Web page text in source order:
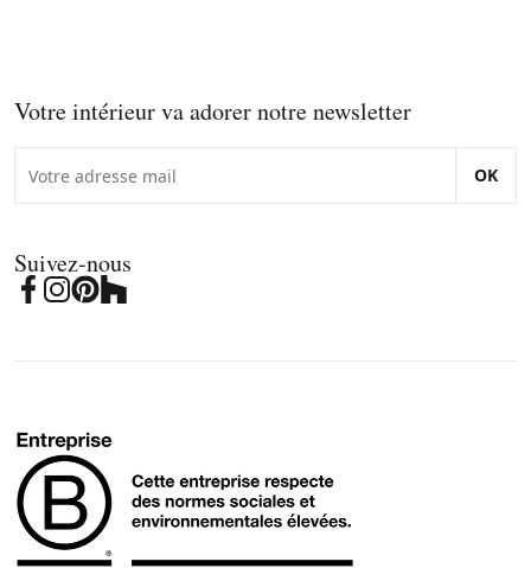
Votre intérieur va adorer notre newsletter
OK
Suivez-nous